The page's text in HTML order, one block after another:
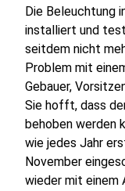
Die Beleuchtung
installiert und
seitdem nicht
Problem mit
Gebauer,
Sie hofft, dass
behoben werden
wie jedes Jahr
November
wieder mit einem